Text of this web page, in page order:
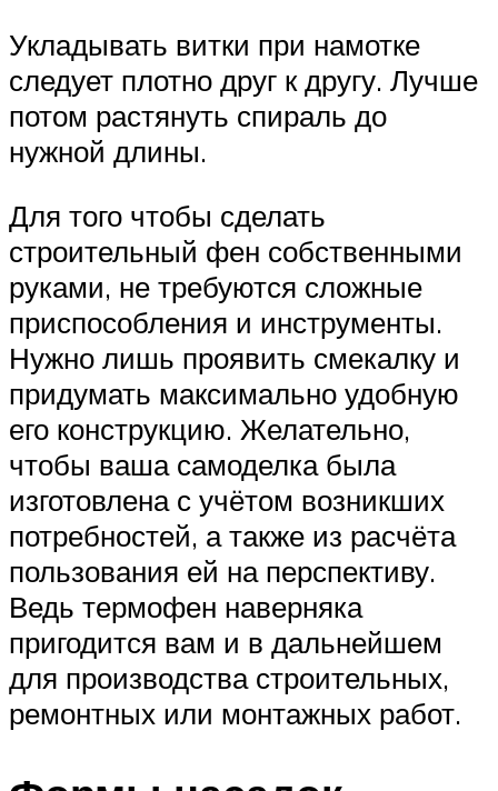
Укладывать витки при намотке
следует плотно друг к другу. Лучше
потом растянуть спираль до
нужной длины.
Для того чтобы сделать
строительный фен собственными
руками, не требуются сложные
приспособления и инструменты.
Нужно лишь проявить смекалку и
придумать максимально удобную
его конструкцию. Желательно,
чтобы ваша самоделка была
изготовлена с учётом возникших
потребностей, а также из расчёта
пользования ей на перспективу.
Ведь термофен наверняка
пригодится вам и в дальнейшем
для производства строительных,
ремонтных или монтажных работ.